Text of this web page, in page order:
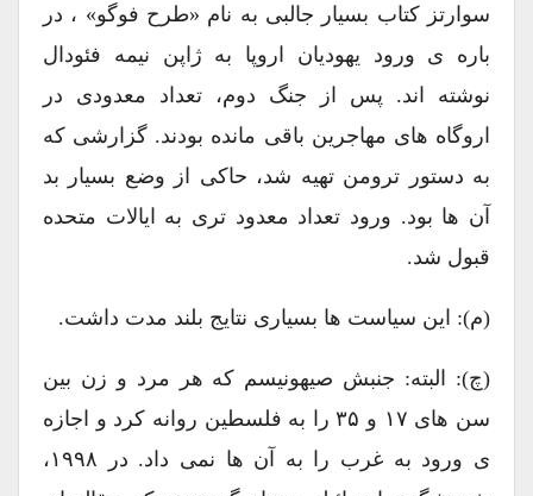
سوارتز کتاب بسیار جالبی به نام «طرح فوگو» ، در
باره ی ورود یهودیان اروپا به ژاپن نیمه فئودال
نوشته اند. پس از جنگ دوم، تعداد معدودی در
اروگاه های مهاجرین باقی مانده بودند. گزارشی که
به دستور ترومن تهیه شد،‌ حاکی از وضع بسیار بد
آن ها بود. ورود تعداد معدود تری به ایالات متحده
قبول شد.
(م): این سیاست ها بسیاری نتایج بلند مدت داشت.
(چ): البته: جنبش صیهونیسم که هر مرد و زن بین
سن های ۱۷ و ۳۵ را به فلسطین روانه کرد و اجازه
ی ورود به غرب را به آن ها نمی داد. در ۱۹۹۸،